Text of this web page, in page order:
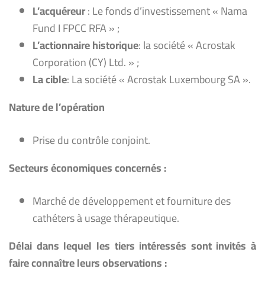
L’acquéreur: Le fonds d’investissement « Nama
Fund I FPCC RFA » ;
L’actionnaire historique: la société « Acrostak
Corporation (CY) Ltd. » ;
La cible: La société « Acrostak Luxembourg SA ».
Naturede l’opération
Prise du contrôle conjoint.
Secteurs économiques concernés :
Marché de développement et fourniture des
cathéters à usage thérapeutique.
Délai dans lequel les tiers intéressés sont invités à
faire connaître leurs observations :